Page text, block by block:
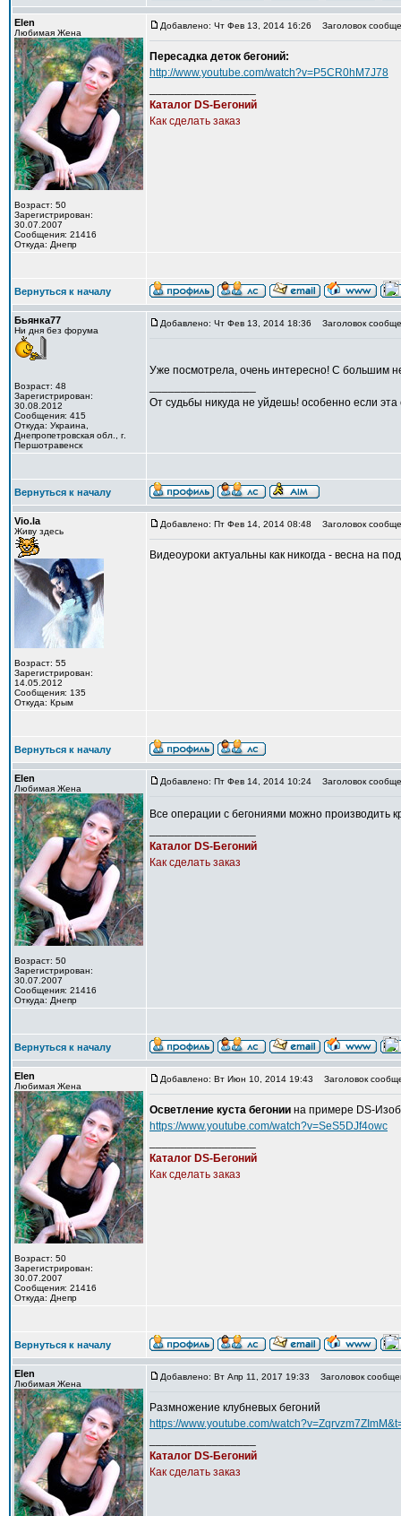
Elen
Любимая Жена
Возраст: 50
Зарегистрирован:
30.07.2007
Сообщения: 21416
Откуда: Днепр
Добавлено: Чт Фев 13, 2014 16:26 Заголовок
Пересадка деток бегоний:
http://www.youtube.com/watch?v=P5CR0hM7J78
Каталог DS-Бегоний
Как сделать заказ
Вернуться к началу
Бьянка77
Ни дня без форума
Возраст: 48
Зарегистрирован:
30.08.2012
Сообщения: 415
Откуда: Украина,
Днепропетровская обл., г.
Першотравенск
Добавлено: Чт Фев 13, 2014 18:36 Заголовок
Уже посмотрела, очень интересно! С большим
От судьбы никуда не уйдешь! особенно если эта
Вернуться к началу
Vio.la
Живу здесь
Возраст: 55
Зарегистрирован:
14.05.2012
Сообщения: 135
Откуда: Крым
Добавлено: Пт Фев 14, 2014 08:48 Заголовок
Видеоуроки актуальны как никогда - весна на
Вернуться к началу
Elen
Любимая Жена
Возраст: 50
Зарегистрирован:
30.07.2007
Сообщения: 21416
Откуда: Днепр
Добавлено: Пт Фев 14, 2014 10:24 Заголовок
Все операции с бегониями можно производить
Каталог DS-Бегоний
Как сделать заказ
Вернуться к началу
Elen
Любимая Жена
Возраст: 50
Зарегистрирован:
30.07.2007
Сообщения: 21416
Откуда: Днепр
Добавлено: Вт Июн 10, 2014 19:43 Заголовок
Осветление куста бегонии на примере DS-
https://www.youtube.com/watch?v=SeS5DJf4owc
Каталог DS-Бегоний
Как сделать заказ
Вернуться к началу
Elen
Любимая Жена
Добавлено: Вт Апр 11, 2017 19:33 Заголовок
Размножение клубневых бегоний
https://www.youtube.com/
Каталог DS-Бегоний
Как сделать заказ